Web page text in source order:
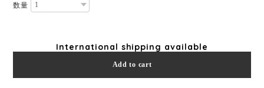
数量
International shipping available
Add to cart